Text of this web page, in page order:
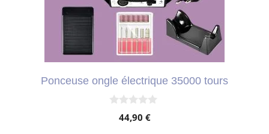
Ponceuse ongle électrique 35000 tours
s44,90 €